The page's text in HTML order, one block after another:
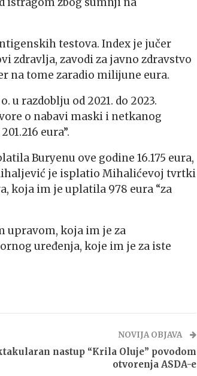
testova. Index je jučer
zdravlja, zavodi za javno zdravstvo
na tome zaradio milijune eura.
u razdoblju od 2021. do 2023.
o nabavi maski i netkanog
eura”.
Buryenu ove godine 16.175 eura,
je isplatio Mihalićevoj tvrtki
koja im je uplatila 978 eura “za
upravom, koja im je za
uređenja, koje im je za iste
NOVIJA OBJAVA
nastup “Krila Oluje” povodom
otvorenja ASDA-e